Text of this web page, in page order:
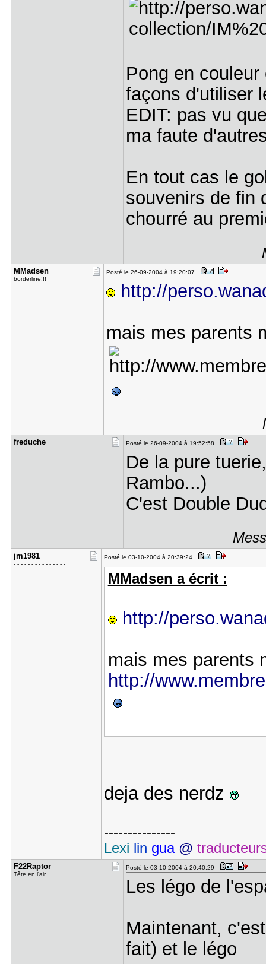
Pong en
façons d'utiliser
EDIT: pas vu
ma faute
En tout cas le
souvenirs de fin
chourré au
MMadsen
borderline!!!
Posté le 26-09-2004 à 19:20:07
http://
mais mes parents
freduche Posté le 26-09-2004 à 19:52:58
De la pure
Rambo...)
C'est Double
jm1981
- - - - - - - - - - - - - - -
Posté le 03-10-2004 à 20:39:24
MMadsen a écrit :
http://
mais mes parents
http://
deja des nerdz
---------------
Lexi lin gua@
F22Raptor
Tête en l'air ...
Posté le 03-10-2004 à 20:40:29
Les légo de
Maintenant,
fait) et le légo